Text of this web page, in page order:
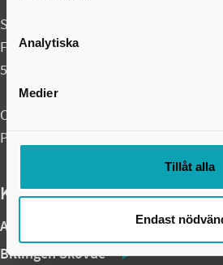
Analytiska
Medier
Tillåt alla
Endast
Skövde kommun
Fredsgatan 4
541 83 Skövde
Organisationsnummer: 212000-1710
PEPPOL ID: 0007:2120001710
Kommunens webbplatser
Arena Skövde
Billingen Skövde